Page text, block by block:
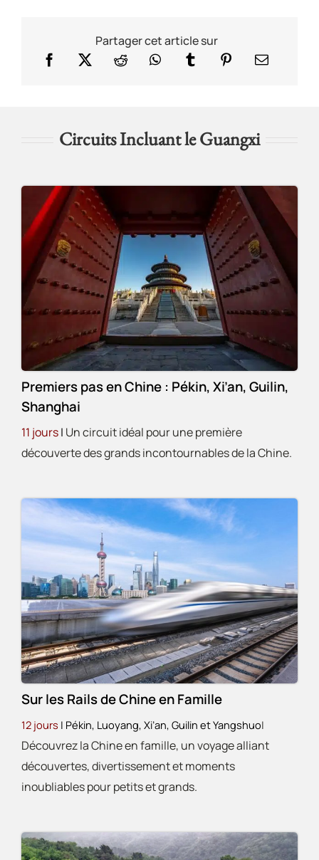
Partager cet article sur
Circuits Incluant le Guangxi
Premiers pas en Chine : Pékin, Xi’an, Guilin,
Shanghai
11 jours| Un circuit idéal pour une première
découverte des grands incontournables de la Chine.
Sur les Rails de Chine en Famille
12 jours | Pékin, Luoyang, Xi’an, Guilin et Yangshuo|
Découvrez la Chine en famille, un voyage alliant
découvertes, divertissement et moments
inoubliables pour petits et grands.